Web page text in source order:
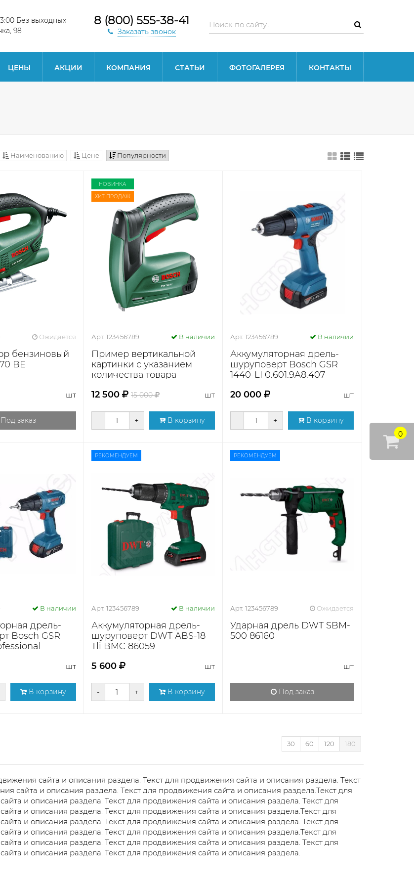
0
Без выходных
98
8 (800) 555-38-41
Заказать звонок
ЦЕНЫ АКЦИИ КОМПАНИЯ СТАТЬИ ФОТОГАЛЕРЕЯ КОНТАКТЫ
Наименованию Цене Популярности
Ожидается
бензиновый
BE
шт
заказ
НОВИНКА
ХИТ ПРОДАЖ
Арт. 123456789 В наличии
Пример вертикальной
картинки с указанием
количества товара
12 500
15 000 шт
- + В корзину
Арт. 123456789 В наличии
Аккумуляторная дрель-
шуруповерт Bosch GSR
1440-LI 0.601.9A8.407
20 000
шт
- + В корзину
В наличии
дрель-
Bosch GSR
шт
В корзину
РЕКОМЕНДУЕМ
Арт. 123456789 В наличии
Аккумуляторная дрель-
шуруповерт DWT ABS-18
Tli BMC 86059
5 600
шт
- + В корзину
РЕКОМЕНДУЕМ
Арт. 123456789 Ожидается
Ударная дрель DWT SBM-
500 86160
шт
Под заказ
30 60 120 180
сайта и описания раздела. Текст для продвижения сайта и описания раздела. Текст
сайта и описания раздела. Текст для продвижения сайта и описания раздела.Текст для
и описания раздела. Текст для продвижения сайта и описания раздела. Текст для
и описания раздела. Текст для продвижения сайта и описания раздела.Текст для
и описания раздела. Текст для продвижения сайта и описания раздела. Текст для
и описания раздела. Текст для продвижения сайта и описания раздела.Текст для
и описания раздела. Текст для продвижения сайта и описания раздела. Текст для
и описания раздела. Текст для продвижения сайта и описания раздела.